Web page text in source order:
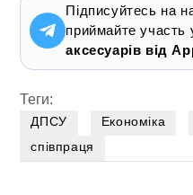
Підписуйтесь на
приймайте участь
аксесуарів від
Теги:
ДПСУ Економіка
співпраця